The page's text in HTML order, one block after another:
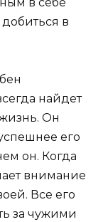
в
найдет
жизнь. Он
его
он. Когда
внимание
Все его
за чужими